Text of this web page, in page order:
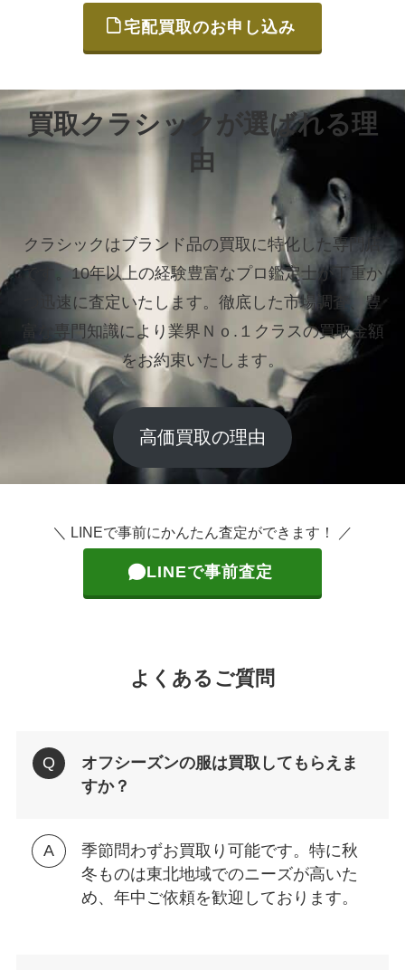
宅配買取のお申し込み
買取クラシックが選ばれる理
由
クラシックはブランド品の買取に特化した専門店
です。10年以上の経験豊富なプロ鑑定士が丁重か
つ迅速に査定いたします。 徹底した市場調査、豊
富な専門知識により業界Ｎｏ.１クラスの買取金額
をお約束いたします。
高価買取の理由
＼ LINEで事前にかんたん査定ができます！ ／
LINEで事前査定
よくあるご質問
オフシーズンの服は買取してもらえま
すか？
季節問わずお買取り可能です。特に秋
冬ものは東北地域でのニーズが高いた
め、年中ご依頼を歓迎しております。